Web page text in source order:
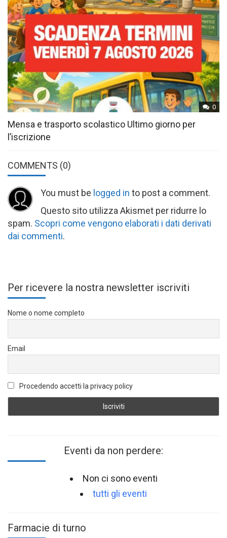
0
Mensa e trasporto scolastico Ultimo giorno per
l’iscrizione
COMMENTS (0)
You must be logged in to post a comment.
Questo sito utilizza Akismet per ridurre lo
spam. Scopri come vengono elaborati i dati derivati
dai commenti.
Per ricevere la nostra newsletter iscriviti
Nome o nome completo
Email
Procedendo accetti la privacy policy
Eventi da non perdere:
Non ci sono eventi
tutti gli eventi
Farmacie di turno